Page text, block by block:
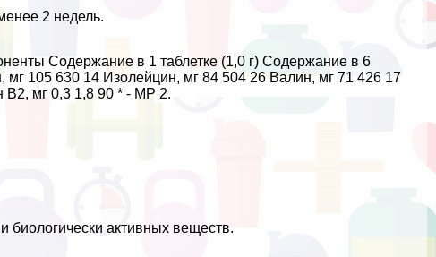
2 недель.
Содержание в 1 таблетке (1,0 г) Содержание в 6
мг 105 630 14 Изолейцин, мг 84 504 26 Валин, мг 71 426 17
В2, мг 0,3 1,8 90 * - МР 2.
активных веществ.